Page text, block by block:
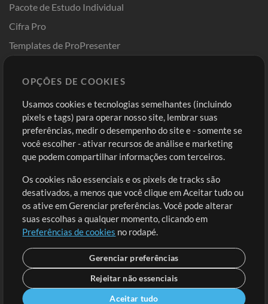
Pacote de Estudo Individual
Cifra Pro
Templates de ProPresenter
Comprar Créditos
Conteúdo Grátis
Solicite uma Música
Extras
Sessões
Envie seu conteúdo
Playlist
MT Conference
Entre
Cadastre-se
Ir ao carrinho
OPÇÕES DE COOKIES
Usamos cookies e tecnologias semelhantes (incluindo
pixels e tags) para operar nosso site, lembrar suas
preferências, medir o desempenho do site e - somente se
você escolher - ativar recursos de análise e marketing
que podem compartilhar informações com terceiros.
Os cookies não essenciais e os pixels de tracks são
desativados, a menos que você clique em Aceitar tudo ou
os ative em Gerenciar preferências. Você pode alterar
suas escolhas a qualquer momento, clicando em
Preferências de cookies no rodapé.
Gerenciar preferências
Rejeitar não essenciais
Aceitar tudo